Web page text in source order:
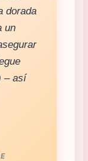
dorada
un
– así